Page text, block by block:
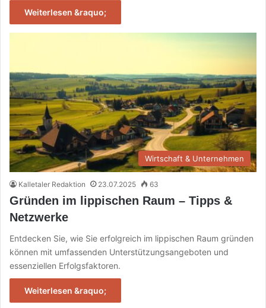
Weiterlesen &raquo;
Wirtschaft & Unternehmen
Kalletaler Redaktion 23.07.2025 63
Gründen im lippischen Raum – Tipps &
Netzwerke
Entdecken Sie, wie Sie erfolgreich im lippischen Raum gründen
können mit umfassenden Unterstützungsangeboten und
essenziellen Erfolgsfaktoren.
Weiterlesen &raquo;